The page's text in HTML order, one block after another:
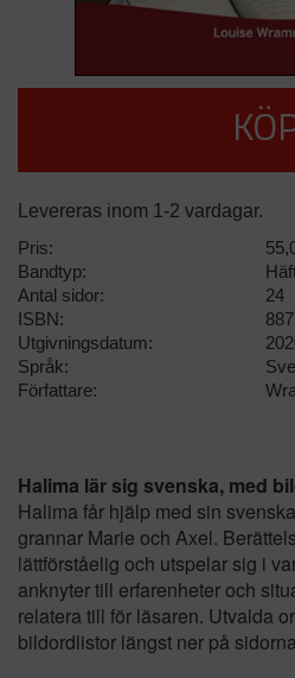
Levereras inom 1-2 vardagar.
Pris:
Bandtyp:
Antal sidor:
24
ISBN:
Utgivningsdatum:
Språk:
Författare:
Halima lär sig svenska, med
Halima får hjälp med sin
grannar Marie och Axel.
lättförståelig och utspelar sig i
anknyter till erfarenheter och
relatera till för läsaren. Utvalda
bildordlistor längst ner på